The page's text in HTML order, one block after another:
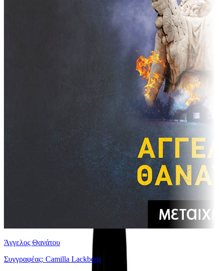
Άγγελος Θανάτου
Συγγραφέας: Camilla Lackberg